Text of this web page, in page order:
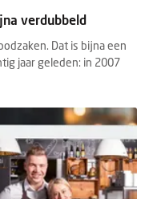
verdubbeld
Dat is bijna een
jaar geleden: in 2007